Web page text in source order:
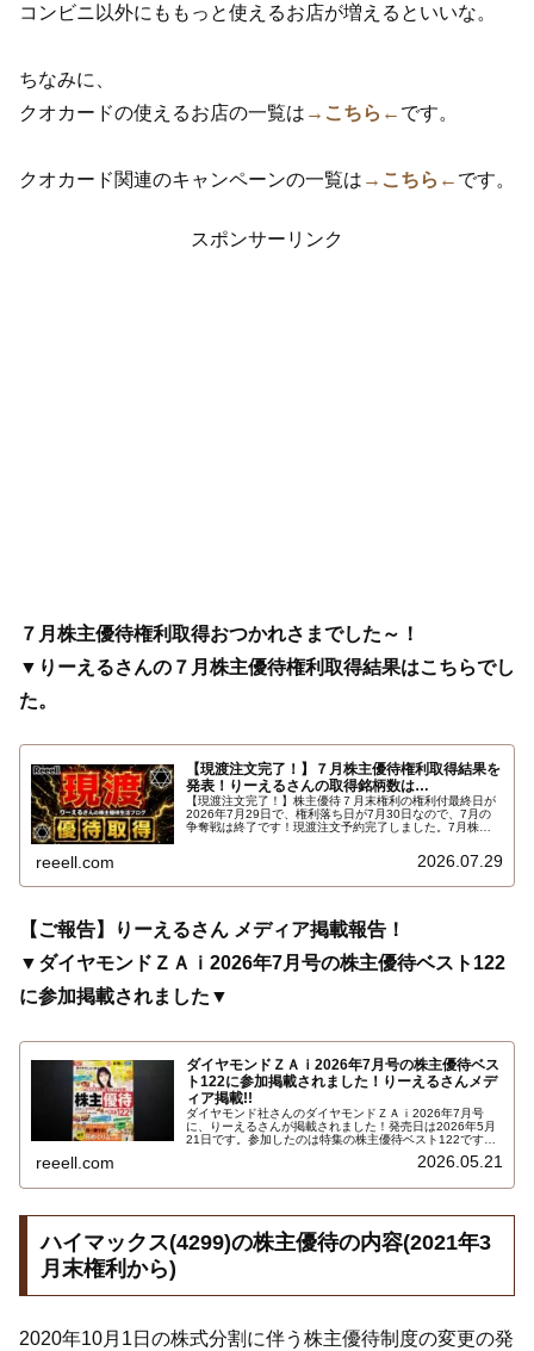
コンビニ以外にももっと使えるお店が増えるといいな。
ちなみに、
クオカードの使えるお店の一覧は →こちら← です。
クオカード関連のキャンペーンの一覧は →こちら← です。
スポンサーリンク
７月株主優待権利取得おつかれさまでした～！
▼りーえるさんの７月株主優待権利取得結果はこちらでし
た。
【現渡注文完了！】７月株主優待権利取得結果を
発表！りーえるさんの取得銘柄数は…
【現渡注文完了！】株主優待７月末権利の権利付最終日が
2026年7月29日で、権利落ち日が7月30日なので、7月の
争奪戦は終了です！現渡注文予約完了しました。7月株主
reeell.com 2026.07.29
【ご報告】りーえるさん メディア掲載報告！
▼ダイヤモンドＺＡｉ2026年7月号の株主優待ベスト122
に参加掲載されました▼
ダイヤモンドＺＡｉ2026年7月号の株主優待ベス
ト122に参加掲載されました！りーえるさんメデ
ィア掲載!!
ダイヤモンド社さんのダイヤモンドＺＡｉ2026年7月号
に、りーえるさんが掲載されました！発売日は2026年5月
21日です。参加したのは特集の株主優待ベスト122です。
ます。りーえるさんのコメントが掲載されている銘柄もい
reeell.com 2026.05.21
ハイマックス(4299)の株主優待の内容(2021年3
月末権利から)
2020年10月1日の株式分割に伴う株主優待制度の変更の発